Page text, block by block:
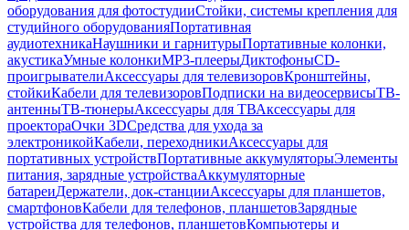
оборудования для фотостудииСтойки, системы крепления для
студийного оборудованияПортативная
аудиотехникаНаушники и гарнитурыПортативные колонки,
акустикаУмные колонкиMP3-плеерыДиктофоныCD-
проигрывателиАксессуары для телевизоровКронштейны,
стойкиКабели для телевизоровПодписки на видеосервисыТВ-
антенныТВ-тюнерыАксессуары для ТВАксессуары для
проектораОчки 3DСредства для ухода за
электроникойКабели, переходникиАксессуары для
портативных устройствПортативные аккумуляторыЭлементы
питания, зарядные устройстваАккумуляторные
батареиДержатели, док-станцииАксессуары для планшетов,
смартфоновКабели для телефонов, планшетовЗарядные
устройства для телефонов, планшетовКомпьютеры и